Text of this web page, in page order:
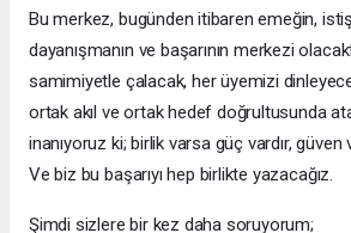
Bu merkez, bugünden itibaren emeğin,
dayanışmanın ve başarının merkezi
samimiyetle çalacak, her üyemizi
ortak akıl ve ortak hedef doğrultusunda
inanıyoruz ki; birlik varsa güç vardır, güven
Ve biz bu başarıyı hep birlikte yazacağız.
Şimdi sizlere bir kez daha soruyorum;